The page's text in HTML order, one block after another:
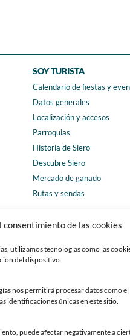
consentimiento de las cookies
utilizamos tecnologías como las
del dispositivo.
nos permitirá procesar datos como el
identificaciones únicas en este sitio.
puede afectar negativamente a
SOY TURISTA
Calendario de fiestas y
Datos generales
Localización y accesos
Parroquias
Historia de Siero
Descubre Siero
Mercado de ganado
Rutas y sendas
CONTACTO
Teléfonos de interés
Formulario de contacto